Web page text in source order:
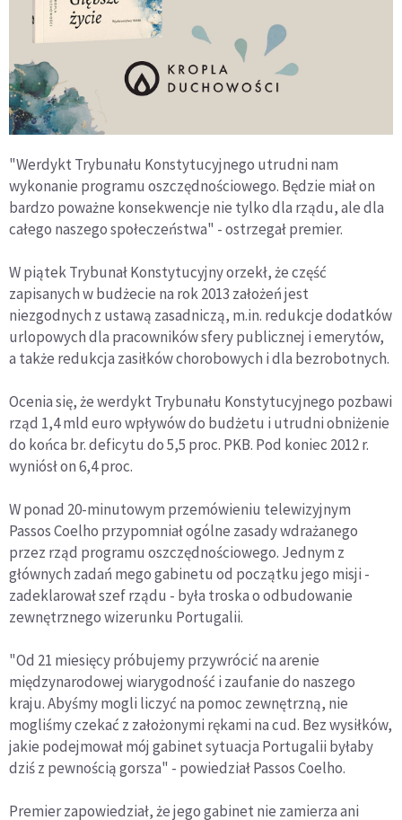
"Werdykt Trybunału Konstytucyjnego utrudni nam
wykonanie programu oszczędnościowego. Będzie miał on
bardzo poważne konsekwencje nie tylko dla rządu, ale dla
całego naszego społeczeństwa" - ostrzegał premier.
W piątek Trybunał Konstytucyjny orzekł, że część
zapisanych w budżecie na rok 2013 założeń jest
niezgodnych z ustawą zasadniczą, m.in. redukcje dodatków
urlopowych dla pracowników sfery publicznej i emerytów,
a także redukcja zasiłków chorobowych i dla bezrobotnych.
Ocenia się, że werdykt Trybunału Konstytucyjnego pozbawi
rząd 1,4 mld euro wpływów do budżetu i utrudni obniżenie
do końca br. deficytu do 5,5 proc. PKB. Pod koniec 2012 r.
wyniósł on 6,4 proc.
W ponad 20-minutowym przemówieniu telewizyjnym
Passos Coelho przypomniał ogólne zasady wdrażanego
przez rząd programu oszczędnościowego. Jednym z
głównych zadań mego gabinetu od początku jego misji -
zadeklarował szef rządu - była troska o odbudowanie
zewnętrznego wizerunku Portugalii.
"Od 21 miesięcy próbujemy przywrócić na arenie
międzynarodowej wiarygodność i zaufanie do naszego
kraju. Abyśmy mogli liczyć na pomoc zewnętrzną, nie
mogliśmy czekać z założonymi rękami na cud. Bez wysiłków,
jakie podejmował mój gabinet sytuacja Portugalii byłaby
dziś z pewnością gorsza" - powiedział Passos Coelho.
Premier zapowiedział, że jego gabinet nie zamierza ani